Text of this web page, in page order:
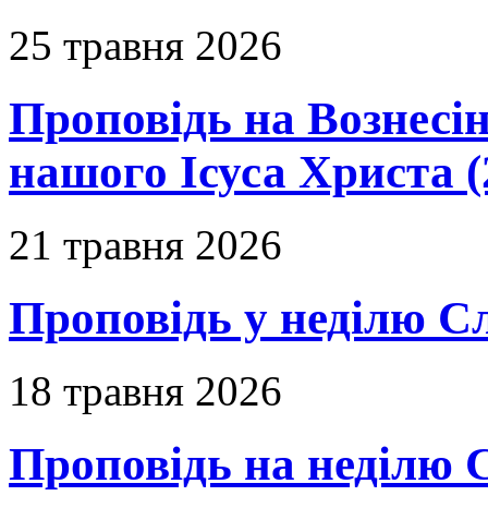
25 травня 2026
Проповідь на
нашого Ісуса Христа
21 травня 2026
Проповідь у неділю
18 травня 2026
Проповідь на неділю